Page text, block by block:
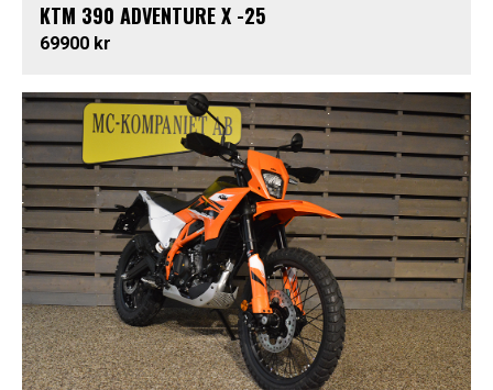
KTM 390 ADVENTURE X -25
69900 kr